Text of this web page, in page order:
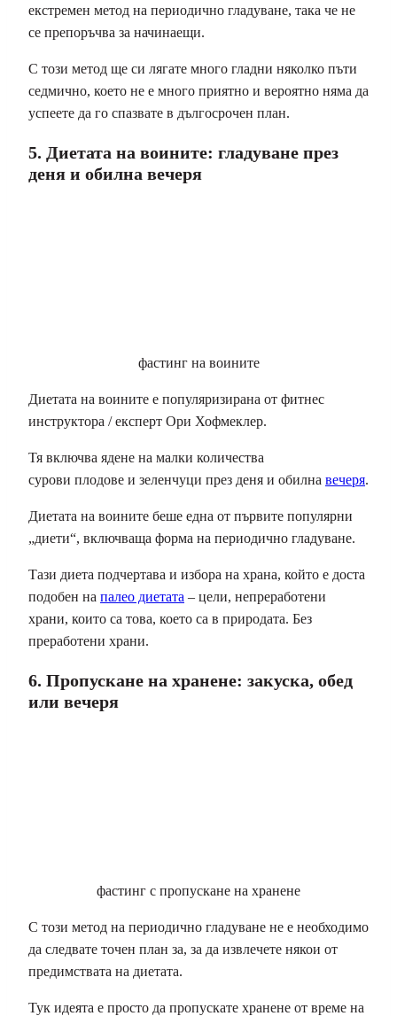
екстремен метод на периодично гладуване, така че не
се препоръчва за начинаещи.
С този метод ще си лягате много гладни няколко пъти
седмично, което не е много приятно и вероятно няма да
успеете да го спазвате в дългосрочен план.
5. Диетата на воините: гладуване през
деня и обилна вечеря
фастинг на воините
Диетата на воините е популяризирана от фитнес
инструктора / експерт Ори Хофмеклер.
Тя включва ядене на малки количества
сурови плодове и зеленчуци през деня и обилна вечеря.
Диетата на воините беше една от първите популярни
„диети“, включваща форма на периодично гладуване.
Тази диета подчертава и избора на храна, който е доста
подобен на палео диетата – цели, непреработени
храни, които са това, което са в природата. Без
преработени храни.
6. Пропускане на хранене: закуска, обед
или вечеря
фастинг с пропускане на хранене
С този метод на периодично гладуване не е необходимо
да следвате точен план за, за да извлечете някои от
предимствата на диетата.
Тук идеята е просто да пропускате хранене от време на